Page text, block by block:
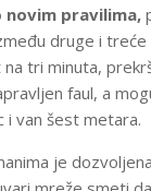
novim pravilima,
druge i
tri minuta,
faul, a
i van šest metara.
je